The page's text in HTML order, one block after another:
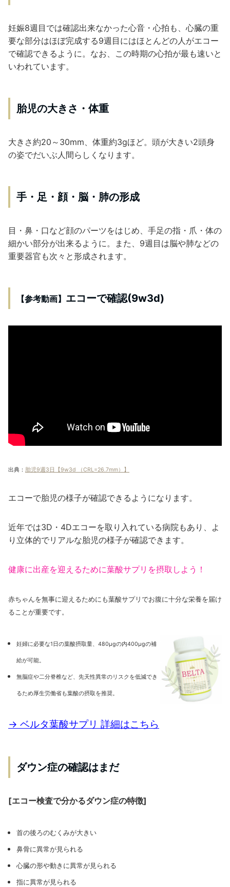
妊娠8週目では確認出来なかった心音・心拍も、心臓の重
要な部分はほぼ完成する9週目にはほとんどの人がエコー
で確認できるように。なお、この時期の心拍が最も速いと
いわれています。
胎児の大きさ・体重
大きさ約20～30mm、体重約3gほど。頭が大きい2頭身
の姿でだいぶ人間らしくなります。
手・足・顔・脳・肺の形成
目・鼻・口など顔のパーツをはじめ、手足の指・爪・体の
細かい部分が出来るように。また、9週目は脳や肺などの
重要器官も次々と形成されます。
【参考動画】 エコーで確認(9w3d)
出典： 胎児9週3日【9w3d （CRL=26.7mm）】
エコーで胎児の様子が確認できるようになります。
近年では3D・4Dエコーを取り入れている病院もあり、よ
り立体的でリアルな胎児の様子が確認できます。
健康に出産を迎えるために葉酸サプリを摂取しよう！
赤ちゃんを無事に迎えるためにも葉酸サプリでお腹に十分な栄養を届け
ることが重要です。
妊婦に必要な1日の葉酸摂取量、480µgの内400µgの補
給が可能。
無脳症や二分脊椎など、先天性異常のリスクを低減でき
るため厚生労働省も葉酸の摂取を推奨。
→ ベルタ葉酸サプリ 詳細はこちら
ダウン症の確認はまだ
[エコー検査で分かるダウン症の特徴]
首の後ろのむくみが大きい
鼻骨に異常が見られる
心臓の形や動きに異常が見られる
指に異常が見られる